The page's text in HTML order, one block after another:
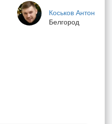
Коськов Антон
Белгород